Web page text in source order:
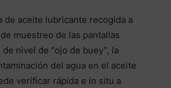
de aceite lubricante recogida a
muestreo de las pantallas
nivel de “ojo de buey”, la
del agua en el aceite
verificar rápida e in situ a